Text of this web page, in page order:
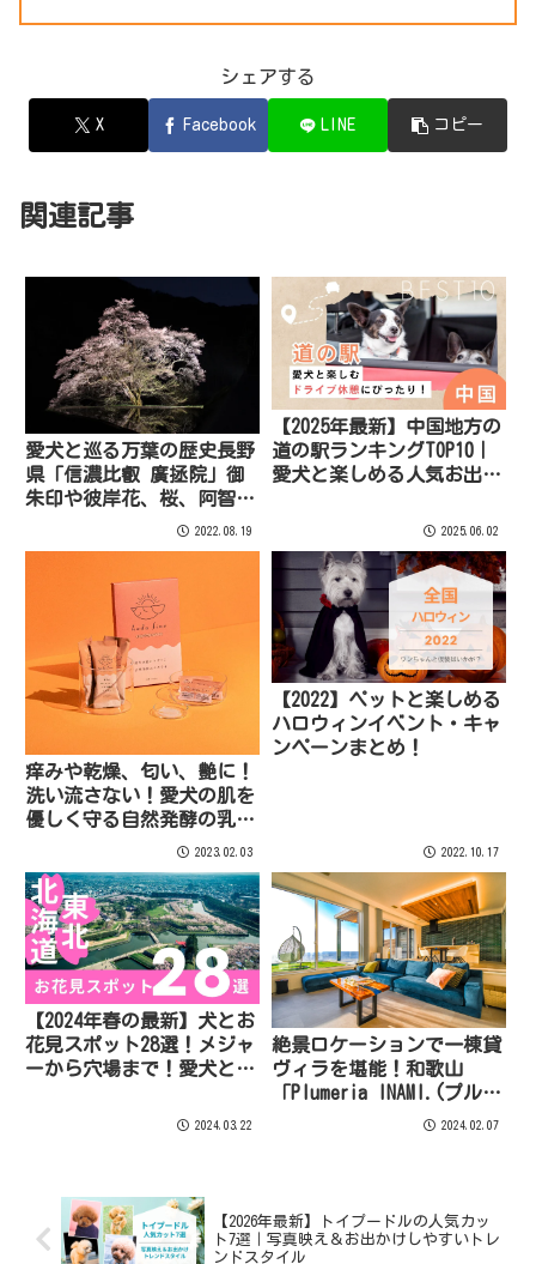
シェアする
X Facebook LINE コピー
関連記事
愛犬と巡る万葉の歴史長野
県「信濃比叡 廣拯院」御
朱印や彼岸花、桜、阿智村
の夜空、白蛇様など見どこ
2022.08.19
【2025年最新】中国地方の
道の駅ランキングTOP10｜
愛犬と楽しめる人気お出か
2025.06.02
痒みや乾燥、匂い、艶に！
洗い流さない！愛犬の肌を
優しく守る自然発酵の乳酸
菌チカラでオハダ綺麗2023.02.03
【2022】ペットと楽しめる
ハロウィンイベント・キャ
ンペーンまとめ！
2022.10.17
【2024年春の最新】犬とお
花見スポット28選！メジャ
ーから穴場まで！愛犬と桜
2024.03.22
絶景ロケーションで一棟貸
ヴィラを堪能！和歌山
「Plumeria INAMI.(プルメ
リア印南)」ワンちゃん専
2024.02.07
【2026年最新】トイプードルの人気カッ
ト7選｜写真映え＆お出かけしやすいトレ
ンドスタイル